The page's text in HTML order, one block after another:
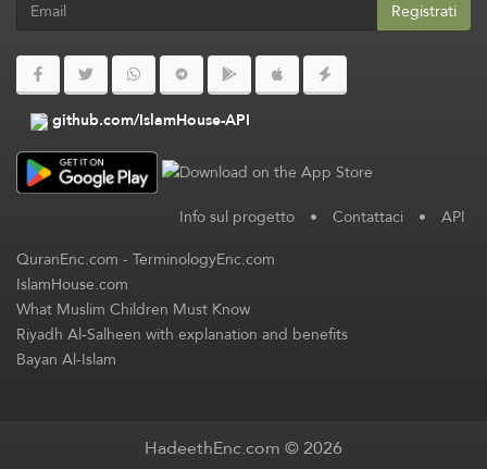
Registrati
github.com/IslamHouse-API
Info sul progetto • Contattaci • API
QuranEnc.com-TerminologyEnc.com
IslamHouse.com
What Muslim Children Must Know
Riyadh Al-Salheen with explanation and benefits
Bayan Al-Islam
HadeethEnc.com © 2026